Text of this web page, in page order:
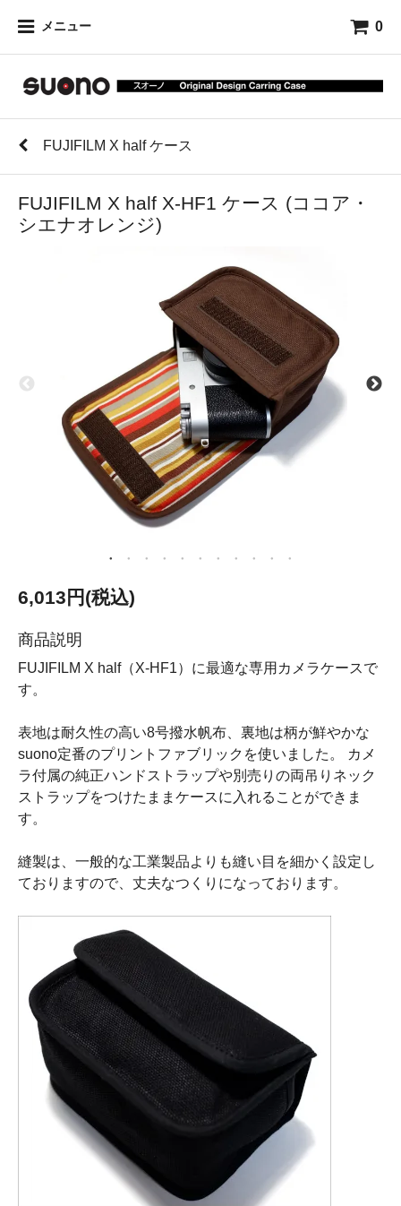
メニュー 0
FUJIFILM X half ケース
FUJIFILM X half X-HF1 ケース (ココア・
シエナオレンジ)
6,013円(税込)
商品説明
FUJIFILM X half（X-HF1）に最適な専用カメラケースで
す。
表地は耐久性の高い8号撥水帆布、裏地は柄が鮮やかな
suono定番のプリントファブリックを使いました。 カメ
ラ付属の純正ハンドストラップや別売りの両吊りネック
ストラップをつけたままケースに入れることができま
す。
縫製は、一般的な工業製品よりも縫い目を細かく設定し
ておりますので、丈夫なつくりになっております。